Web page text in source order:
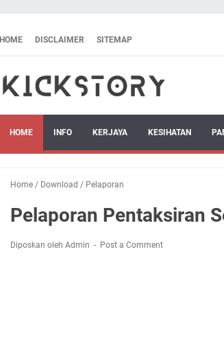
HOME DISCLAIMER SITEMAP
HOME INFO KERJAYA KESIHATAN
Home / Download / Pelaporan
Pelaporan Pentaksiran
Diposkan oleh Admin Post a Comment